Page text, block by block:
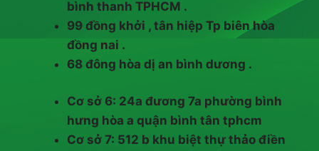
bình thanh TPHCM .
99 đồng khởi , tân hiệp Tp biên hòa
đồng nai .
68 đông hòa dị an bình dương .
Cơ sở 6: 24a đương 7a phường bình
hưng hòa a quận bình tân tphcm
Cơ sở 7: 512 b khu biệt thự thảo điền